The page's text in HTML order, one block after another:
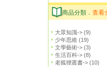
商品分類． 查看
大眾知識-> (9)
少年思維 (19)
文學藝術-> (3)
生活百科-> (8)
老狐狸叢書-> (10)